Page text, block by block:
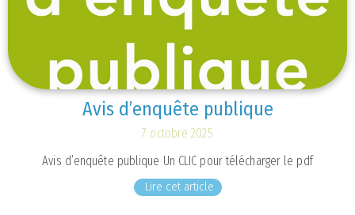
Avis d’enquête publique
7 octobre 2025
Avis d’enquête publique Un CLIC pour télécharger le pdf
Lire cet article